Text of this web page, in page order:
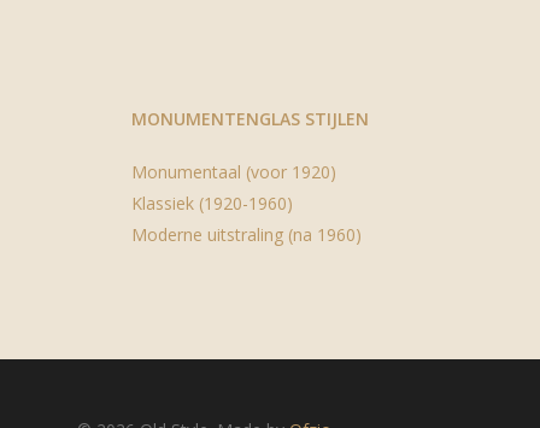
MONUMENTENGLAS STIJLEN
Monumentaal (voor 1920)
Klassiek (1920-1960)
Moderne uitstraling (na 1960)